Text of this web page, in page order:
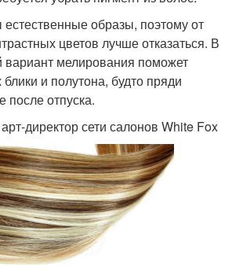
образы, поэтому от
цветов лучше отказаться. В
мелирования поможет
и полутона, будто пряди
после отпуска.
директор сети салонов White Fox